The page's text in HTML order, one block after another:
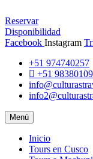
Reservar
Disponibilidad
Facebook Instagram
+51 974740257
+51
Menú
Inicio
Tours en Cusco